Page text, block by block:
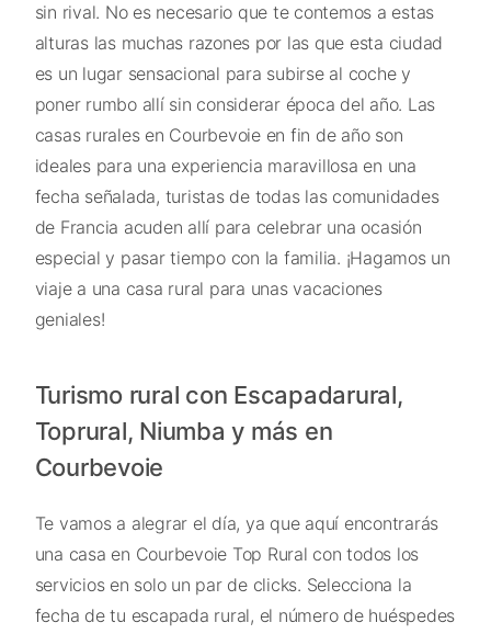
sin rival. No es necesario que te contemos a estas
alturas las muchas razones por las que esta ciudad
es un lugar sensacional para subirse al coche y
poner rumbo allí sin considerar época del año. Las
casas rurales en Courbevoie en fin de año son
ideales para una experiencia maravillosa en una
fecha señalada, turistas de todas las comunidades
de Francia acuden allí para celebrar una ocasión
especial y pasar tiempo con la familia. ¡Hagamos un
viaje a una casa rural para unas vacaciones
geniales!
Turismo rural con Escapadarural,
Toprural, Niumba y más en
Courbevoie
Te vamos a alegrar el día, ya que aquí encontrarás
una casa en Courbevoie Top Rural con todos los
servicios en solo un par de clicks. Selecciona la
fecha de tu escapada rural, el número de huéspedes